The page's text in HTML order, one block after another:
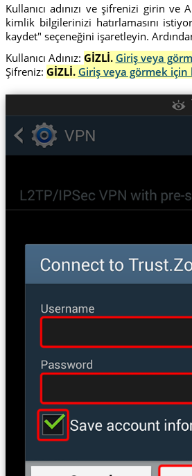
Kullanıcı adınızı ve şifrenizi girin
kimlik bilgilerinizi hatırlamasını
kaydet" seçeneğini işaretleyin.
Kullanıcı Adınız: GİZLİ. Giriş veya
Şifreniz: GİZLİ. Giriş veya görmek